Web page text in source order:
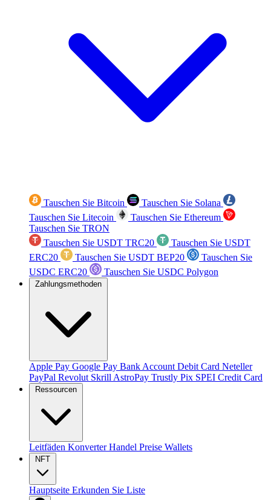
Tauschen Sie Bitcoin
Tauschen Sie Solana
Tauschen Sie Litecoin
Tauschen Sie Ethereum
Tauschen Sie TRON
Tauschen Sie USDT TRC20
Tauschen Sie USDT
ERC20
Tauschen Sie USDT BEP20
Tauschen Sie
USDC ERC20
Tauschen Sie USDC Polygon
Zahlungsmethoden
Apple Pay Google Pay Bank Account Debit Card Neteller
PayPal Revolut Skrill AstroPay Trustly Pix SPEI Credit Card
Ressourcen
Leitfäden KonverterHandel Preise Wallets
NFT
Hauptseite Erkunden Sie Liste